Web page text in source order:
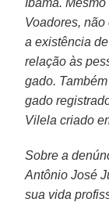
Voadores,
a existência
relação às
gado.
gado
Vilela criado
Sobre a
Antônio José
sua vida